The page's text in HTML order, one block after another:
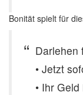
Bonität spielt für
Darlehen
• Jetzt
• Ihr